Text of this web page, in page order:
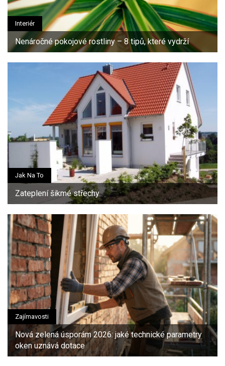
Interiér
Nenáročné pokojové rostliny – 8 tipů, které vydrží
Jak Na To
Zateplení šikmé střechy
Zajímavosti
Nová zelená úsporám 2026: jaké technické parametry
oken uznává dotace